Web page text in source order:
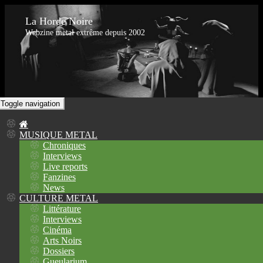
La Horde Noire
Webzine metal extrême depuis 2002
Toggle navigation
MUSIQUE METAL
Chroniques
Interviews
Live reports
Fanzines
News
CULTURE METAL
Littérature
Interviews
Cinéma
Arts Noirs
Dossiers